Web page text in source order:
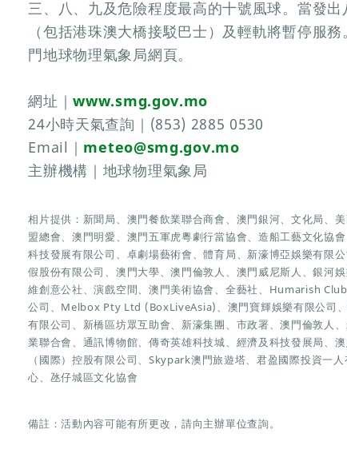
三、八、九及危險程度最高的十號風球。當發
（包括港珠澳大橋接駁巴士）及輕軌將暫停服
門地球物理氣象局網頁。
網址｜www.smg.gov.mo
24小時天氣查詢｜(853) 2885 0530
Email｜ meteo@smg.gov.mo
主辦機構｜地球物理氣象局
相片提供：新聞局、澳門餐飲業聯合商會、澳門銀河、文化局、
盟總會、澳門明愛、澳門五軍虎粵劇行當協會、造船工藝文化協
科技發展有限公司、卓劇場藝術會、體育局、新濠博亞娛樂有限
假股份有限公司、澳門大學、澳門倫敦人、澳門威尼斯人、銀河
維創意公社、演戲空間、澳門美術協會、全藝社、Humarish
公司、Melbox Pty Ltd (BoxLiveAsia)、澳門寶輝娛樂有限公司
有限公司、新橋區坊眾互助會、新濠集團、市政署、澳門倫敦人
業聯合會、通訊博物館、傳奇英雄科技城、經濟及科技發展局、
（國際）控股有限公司、Skypark澳門旅遊塔、君盈國際投資一
心、氹仔城區文化協會
備註：活動內容可能有所更改，請向主辦單位查詢。